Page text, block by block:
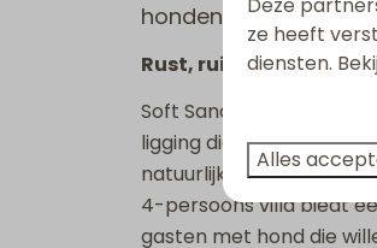
Combi-magnetron
Koelkast met vriesvak
Waterkoker
Sanitair
2 Badkamers
honden en kinderen.
Rust, ruimte en de
Soft Sands is
ligging dicht bij het
natuurlijke omgeving
4-persoons villa biedt
gasten met hond die
ze heeft
diensten.
Alles